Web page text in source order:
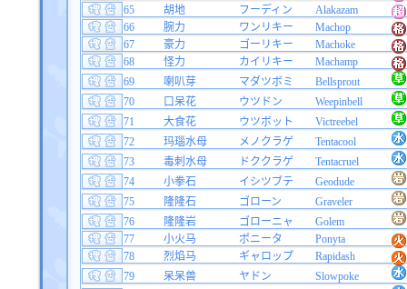
65
胡地 フーディン
Alakazam
66
腕力 ワンリキー
Machop
67
豪力 ゴーリキー
Machoke
68
怪力 カイリキー
Machamp
69
喇叭芽 マダツボミ
Bellsprout
70
口呆花 ウツドン
Weepinbell
71
大食花 ウツボット
Victreebel
72
玛瑙水母 メノクラゲ
Tentacool
73
毒刺水母 ドククラゲ
Tentacruel
74
小拳石 イシツブテ
Geodude
75
隆隆石 ゴローン
Graveler
76
隆隆岩 ゴローニャ
Golem
77
小火马 ポニータ
Ponyta
78
烈焰马 ギャロップ
Rapidash
79
呆呆兽 ヤドン
Slowpoke